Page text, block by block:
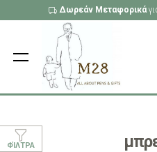
Δωρεάν Μεταφορικά
ΦΊΛΤΡΑ